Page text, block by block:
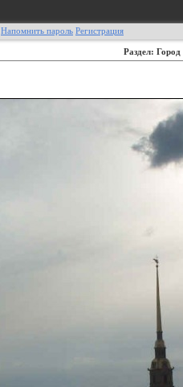
Напомнить пароль Регистрация
Раздел: Город